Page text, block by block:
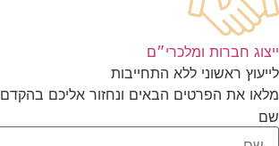
ייצוג חברות ומלכרי״ם
לייעוץ ראשוני ללא התחייבות
מלאו את הפרטים הבאים ונחזור אליכם בהקדם
שם